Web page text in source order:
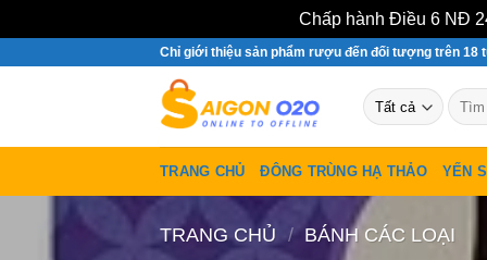
Chấp hành Điều 6 NĐ
Chỉ giới thiệu sản phẩm rượu đến đối tượng trên 18
Tìm
kiếm:
TRANG CHỦ ĐÔNG TRÙNG HẠ THẢO YẾN
TRANG CHỦ / BÁNH CÁC LOẠI